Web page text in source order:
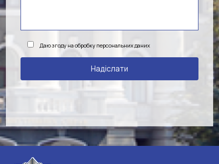
Даю згоду на обробку персональних даних